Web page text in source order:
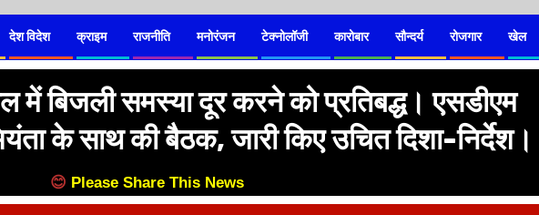
देश विदेश क्राइम राजनीति मनोरंजन टेक्नोलॉजी कारोबार सौन्दर्य रोजगार खेल
में बिजली समस्या दूर करने को प्रतिबद्ध। एसडीएम
के साथ की बैठक, जारी किए उचित दिशा-निर्देश।
😊 Please Share This News